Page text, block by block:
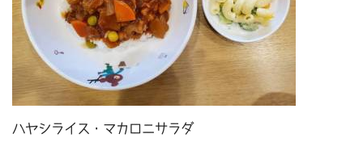
ハヤシライス・マカロニサラダ